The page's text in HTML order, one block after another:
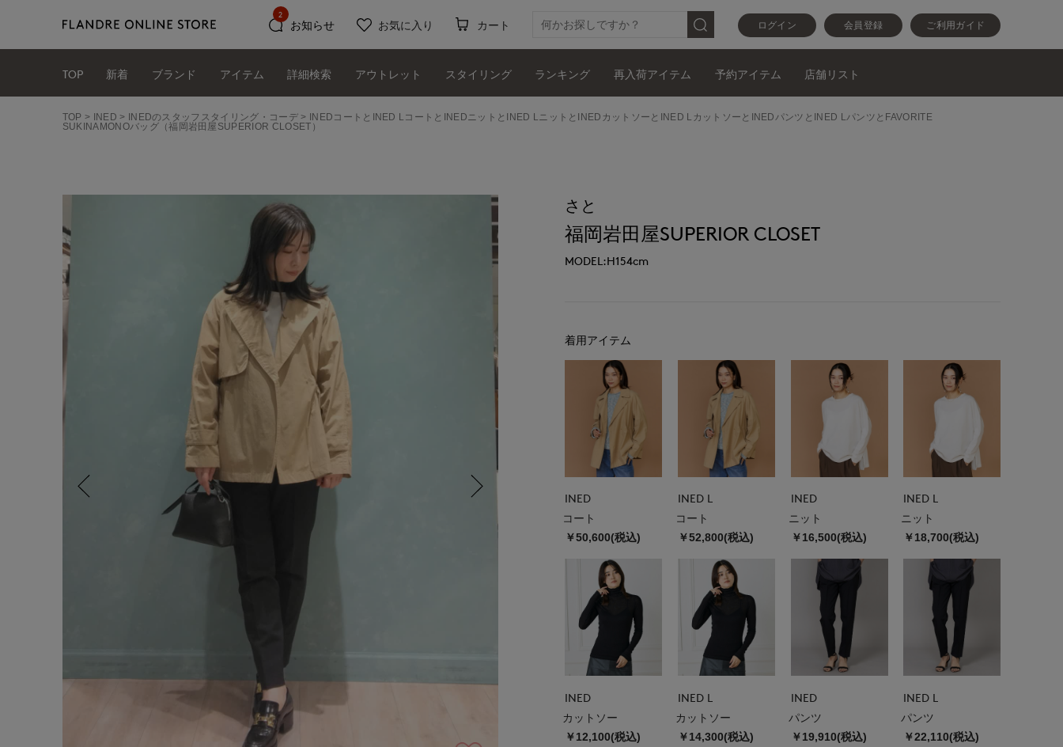
ログイン 会員登録 ご利用ガイド
お知らせ
2
お気に入り カート
TOP 新着 ブランド アイテム 詳細検索 アウトレット スタイリング ランキング 再入荷アイテム 予約アイテム 店舗リスト
TOP INED INEDのスタッフスタイリング・コーデ
INEDコートとINED LコートとINEDニットとINED LニットとINEDカットソーとINED LカットソーとINEDパンツとINED LパンツとFAVORITE
SUKINAMONOバッグ（福岡岩田屋SUPERIOR CLOSET）
さと
福岡岩田屋SUPERIOR CLOSET
MODEL:H154cm
着用アイテム
INED
コート
￥50,600(税込)
INED L
コート
￥52,800(税込)
INED
ニット
￥16,500(税込)
INED L
ニット
￥18,700(税込)
INED
カットソー
￥12,100(税込)
INED L
カットソー
￥14,300(税込)
INED
パンツ
￥19,910(税込)
INED L
パンツ
￥22,110(税込)